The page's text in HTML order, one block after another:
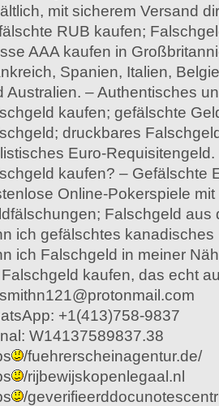
mit sicherem Versand
RUB kaufen;
AAA kaufen in
Spanien, Italien,
Australien. – Authentisches
kaufen; gefälschte
druckbares
Euro-
kaufen? – Gefälschte
Online-Pokerspiele
Falschgeld aus
ich gefälschtes
ich Falschgeld in meiner
kaufen, das echt
+1(413)758-9837
W14137589837.38
/fuehrerscheinagentur.de/
/rijbewijskopenlegaal.nl
/